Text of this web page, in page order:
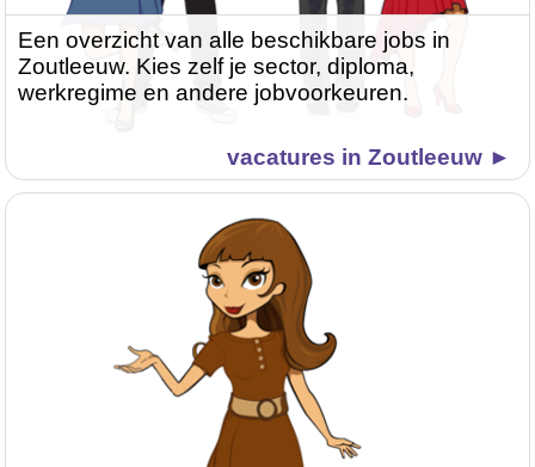
Een overzicht van alle beschikbare jobs in
Zoutleeuw. Kies zelf je sector, diploma,
werkregime en andere jobvoorkeuren.
vacatures in Zoutleeuw ►